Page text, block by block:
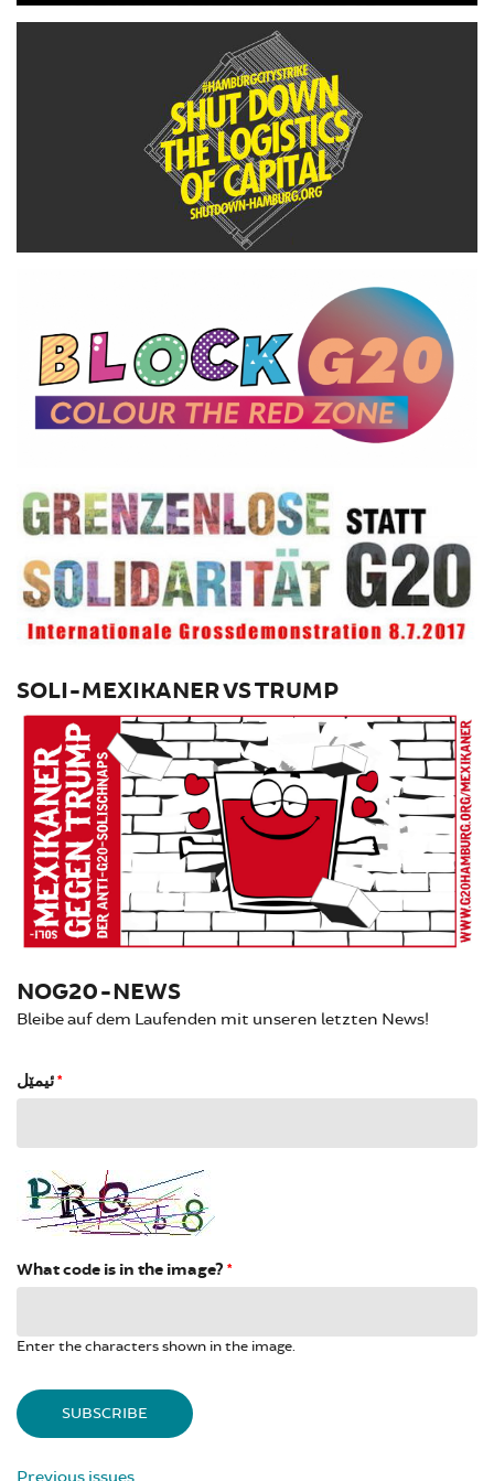
SOLI-MEXIKANER VS TRUMP
NOG20-NEWS
Bleibe auf dem Laufenden mit unseren letzten News!
*
What code is in the image? *
Enter the characters shown in the image.